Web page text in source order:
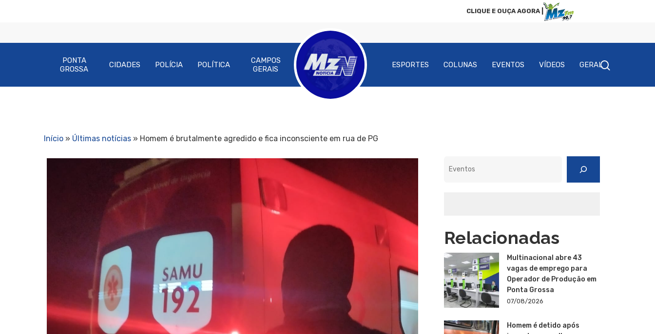
CLIQUE E OUÇA AGORA |
Pressione Enter para pesquisar ou ESC para fechar
PONTA
GROSSA
CIDADES POLÍCIA POLÍTICA
CAMPOS
GERAIS
ESPORTES COLUNAS EVENTOS VÍDEOS GERAL
Início » Últimas notícias » Homem é brutalmente agredido e fica inconsciente em rua de PG
Relacionadas
Multinacional abre 43
vagas de emprego para
Operador de Produção em
Ponta Grossa
07/08/2026
Homem é detido após